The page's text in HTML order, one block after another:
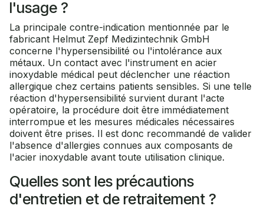
l'usage ?
La principale contre-indication mentionnée par le
fabricant Helmut Zepf Medizintechnik GmbH
concerne l'hypersensibilité ou l'intolérance aux
métaux. Un contact avec l'instrument en acier
inoxydable médical peut déclencher une réaction
allergique chez certains patients sensibles. Si une telle
réaction d'hypersensibilité survient durant l'acte
opératoire, la procédure doit être immédiatement
interrompue et les mesures médicales nécessaires
doivent être prises. Il est donc recommandé de valider
l'absence d'allergies connues aux composants de
l'acier inoxydable avant toute utilisation clinique.
Quelles sont les précautions
d'entretien et de retraitement ?